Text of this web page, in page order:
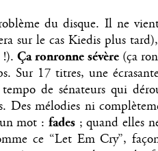
du disque. Il ne
sur le cas Kiedis plus
Ça ronronne sévère (ça
Sur 17 titres, une
de sénateurs qui
Des mélodies ni
mot : fades; quand elles
ce “Let Em Cry”,